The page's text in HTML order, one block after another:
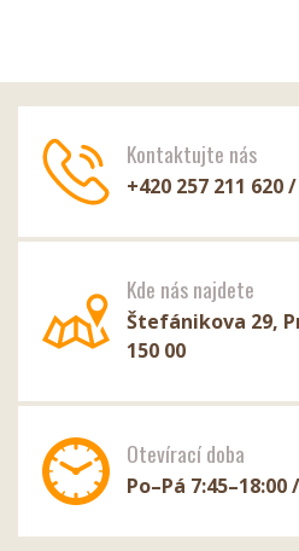
Kontaktujte nás
+420 257 211 620
Kde nás najdete
Štefánikova 29,
150 00
Otevírací doba
Po–Pá 7:45–18:00